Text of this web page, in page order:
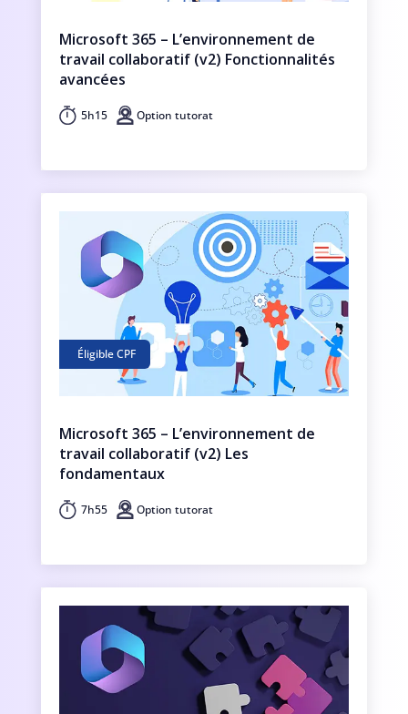
Microsoft 365 – L’environnement de
travail collaboratif (v2) Fonctionnalités
avancées
5h15 Option tutorat
Éligible CPF
Microsoft 365 – L’environnement de
travail collaboratif (v2) Les
fondamentaux
7h55 Option tutorat